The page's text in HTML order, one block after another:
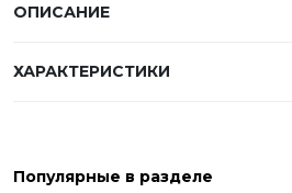
ОПИСАНИЕ
ХАРАКТЕРИСТИКИ
Популярные в разделе